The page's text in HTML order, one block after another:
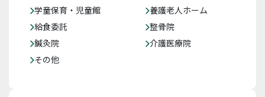
学童保育・児童館
養護老人ホーム
給食委託
整骨院
鍼灸院
介護医療院
その他